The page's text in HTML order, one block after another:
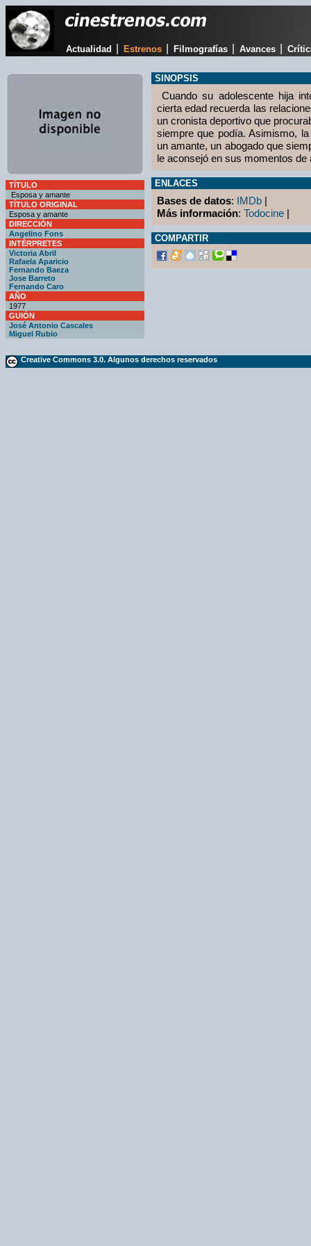
Actualidad Estrenos Filmografías Avances
TÍTULO
Esposa y amante
TÍTULO ORIGINAL
Esposa y amante
DIRECCIÓN
Angelino Fons
INTÉRPRETES
Victoria Abril
Rafaela Aparicio
Fernando Baeza
Jose Barreto
Fernando Caro
AÑO
1977
GUIÓN
José Antonio Cascales
Miguel Rubio
SINOPSIS
Cuando su adolescente hija
cierta edad recuerda las
un cronista deportivo que
siempre que podía. Asimismo,
un amante, un abogado que
le aconsejó en sus momentos de
ENLACES
Bases de datos: IMDb |
Más información: Todocine |
COMPARTIR
Creative Commons 3.0. Algunos derechos reservados